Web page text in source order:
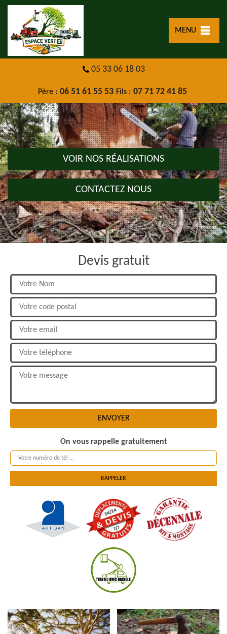
MENU
05 33 06 18 03
Père : 06 51 61 55 53 Fils : 07 71 72 41 85
VOIR NOS RÉALISATIONS
CONTACTEZ NOUS
Devis gratuit
On vous rappelle gratuitement